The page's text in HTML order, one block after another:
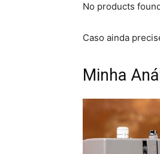
No products
Caso ainda
Minha